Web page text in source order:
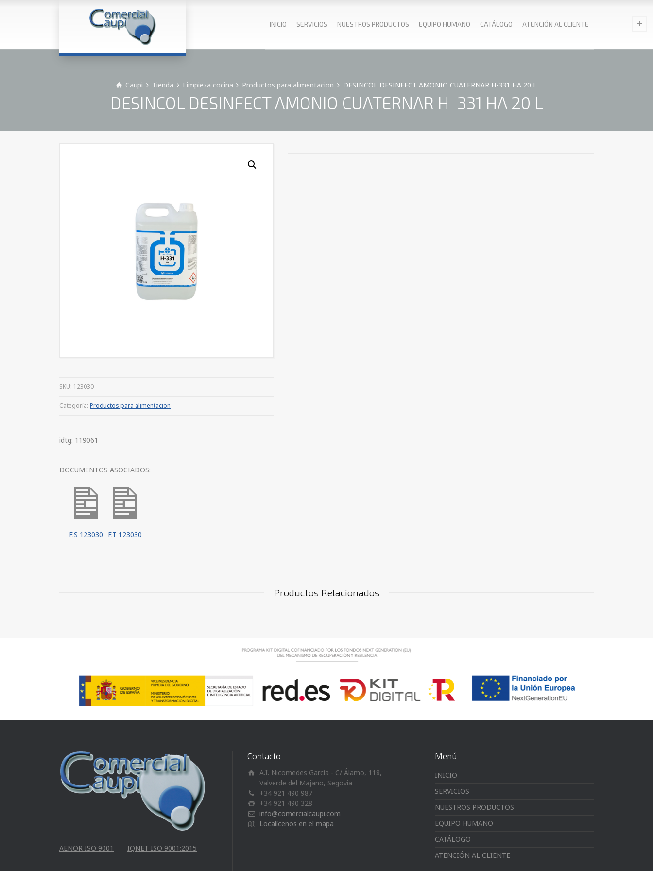
INICIO SERVICIOS NUESTROS PRODUCTOS EQUIPO HUMANO CATÁLOGO ATENCIÓN AL CLIENTE
Caupi Tienda Limpieza cocina Productos para alimentacion DESINCOL DESINFECT AMONIO CUATERNAR H-331 HA 20 L
DESINCOL DESINFECT AMONIO CUATERNAR H-331 HA 20 L
SKU: 123030
Categoría: Productos para alimentacion
idtg: 119061
DOCUMENTOS ASOCIADOS:
F.S 123030 F.T 123030
Productos Relacionados
AENOR ISO 9001 IQNET ISO 9001:2015
Contacto
A.I. Nicomedes García - C/ Álamo, 118,
Valverde del Majano, Segovia
+34 921 490 987
+34 921 490 328
info@comercialcaupi.com
Localícenos en el mapa
Menú
INICIO
SERVICIOS
NUESTROS PRODUCTOS
EQUIPO HUMANO
CATÁLOGO
ATENCIÓN AL CLIENTE